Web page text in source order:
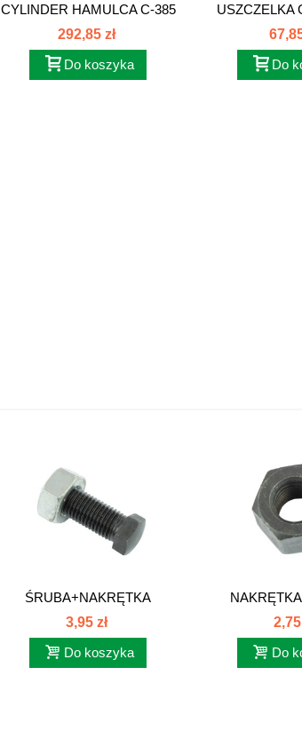
CYLINDER HAMULCA C-385
80126059...
292,85 zł
Do koszyka
USZCZELKA
CYL
Do
ŚRUBA+NAKRĘTKA
REGULACYJNA C385....
3,95 zł
Do koszyka
2,75
Do